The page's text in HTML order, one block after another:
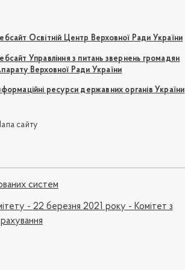
Освітній Центр Верховної Ради України
Управління з питань звернень громадян
Верховної Ради України
ресурси державних органів України
сайту
систем
- 22 березня 2021 року - Комітет з